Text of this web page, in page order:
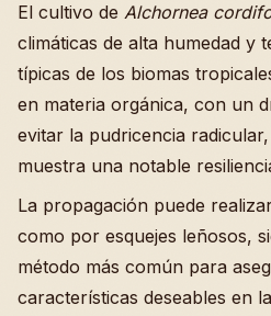
El cultivo de Alchornea
climáticas de alta humedad y
típicas de los biomas
en materia orgánica, con un
evitar la pudricencia
muestra una notable
La propagación puede
como por esquejes leñosos,
método más común para
características deseables en